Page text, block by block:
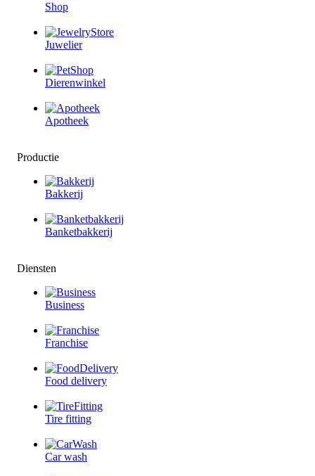
Shop
Juwelier
Dierenwinkel
Apotheek
Productie
Bakkerij
Banketbakkerij
Diensten
Business
Franchise
Food delivery
Tire fitting
Car wash